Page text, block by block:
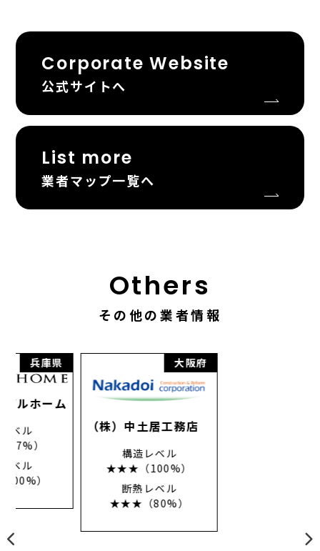
Corporate Website
公式サイトへ
List more
業者マップ一覧へ
Others
その他の業者情報
（株）中土居工務店
★★★（100%）
★★★（80%）